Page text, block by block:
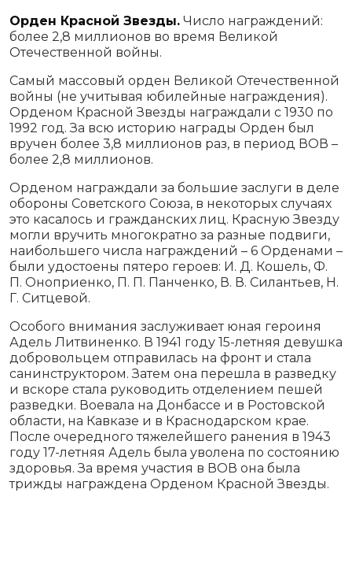
Орден Красной Звезды. Число награждений:
более 2,8 миллионов во время Великой
Отечественной войны.
Самый массовый орден Великой Отечественной
войны (не учитывая юбилейные награждения).
Орденом Красной Звезды награждали с 1930 по
1992 год. За всю историю награды Орден был
вручен более 3,8 миллионов раз, в период ВОВ –
более 2,8 миллионов.
Орденом награждали за большие заслуги в деле
обороны Советского Союза, в некоторых случаях
это касалось и гражданских лиц. Красную Звезду
могли вручить многократно за разные подвиги,
наибольшего числа награждений – 6 Орденами –
были удостоены пятеро героев: И. Д. Кошель, Ф.
П. Оноприенко, П. П. Панченко, В. В. Силантьев, Н.
Г. Ситцевой.
Особого внимания заслуживает юная героиня
Адель Литвиненко. В 1941 году 15-летняя девушка
добровольцем отправилась на фронт и стала
санинструктором. Затем она перешла в разведку
и вскоре стала руководить отделением пешей
разведки. Воевала на Донбассе и в Ростовской
области, на Кавказе и в Краснодарском крае.
После очередного тяжелейшего ранения в 1943
году 17-летняя Адель была уволена по состоянию
здоровья. За время участия в ВОВ она была
трижды награждена Орденом Красной Звезды.